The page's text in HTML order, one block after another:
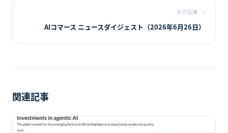
次の記事 →
AIコマース ニュースダイジェスト（2026年6月26日）
関連記事